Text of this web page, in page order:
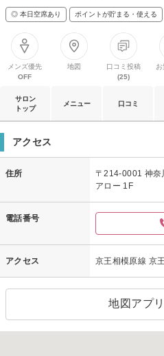
◎ 本日空席あり ポイントが貯まる・使える
メンズ優先
OFF
地図
口コミ投稿
(25)
お
サロン
トップ
メニュー 口コミ
アクセス
住所
〒214-0001 神奈
アロー 1F
電話番号
アクセス 京王相模原線 京
地図アプ